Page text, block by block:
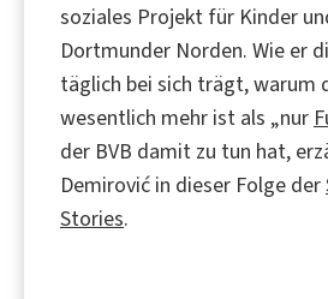
soziales Projekt für Kinder
Dortmunder Norden. Wie er
täglich bei sich trägt, warum
wesentlich mehr ist als „nur
der BVB damit zu tun hat,
Demirović in dieser Folge der
Stories.